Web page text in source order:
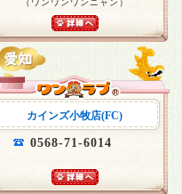
（ワンワンワンニャン）
カインズ小牧店(FC)
0568-71-6014